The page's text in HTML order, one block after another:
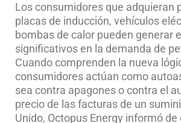
Los consumidores que adquieran
placas de inducción, vehículos
bombas de calor pueden generar
significativos en la demanda de
Cuando comprenden la nueva
consumidores actúan como
sea contra apagones o contra el
precio de las facturas de un
Unido, Octopus Energy informó